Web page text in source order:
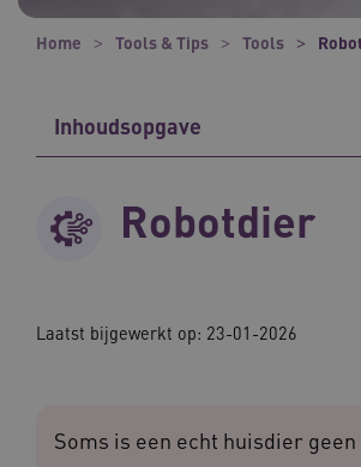
Home Tools & Tips Tools
Inhoudsopgave
Robotdier
Laatst bijgewerkt op: 23-01-2026
Soms is een echt huisdier geen